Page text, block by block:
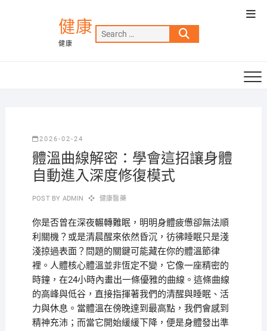
健康
健康
Search
…
2026-02-24
體溫曲線解密：學會這招讓身體
自動進入深度修復模式
POST BY ADMIN 健康醫藥
你是否曾在深夜輾轉難眠，明明身體疲憊卻無法順
利關機？或是清晨醒來依然昏沉，彷彿睡眠只是淺
淺掠過表面？問題的關鍵可能藏在你的體溫節律
裡。人體核心體溫並非恆定不變，它像一座精密的
時鐘，在24小時內畫出一條優雅的曲線。這條曲線
的高峰與低谷，直接指揮著我們的清醒與睡眠、活
力與休息。當體溫在傍晚達到最高點，我們會感到
精神充沛；而當它開始緩緩下降，便是身體發出準